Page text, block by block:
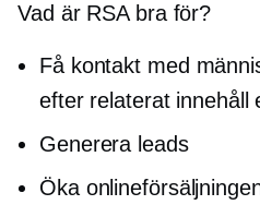
Vad är RSA bra för?
Få kontakt med
efter relaterat innehåll
Generera leads
Öka